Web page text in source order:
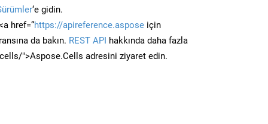
‘e gidin.
href=“https://apireference.aspose için
da bakın. REST API hakkında daha fazla
">Aspose.Cells adresini ziyaret edin.